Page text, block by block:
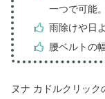
一つで可能。
雨除けや日
腰ベルトの
ヌナ カドルクリック